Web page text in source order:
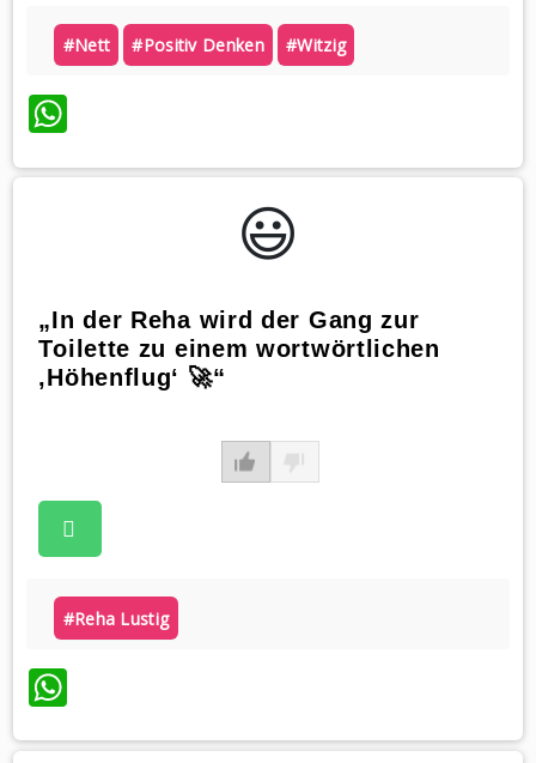
#nett #positiv Denken #witzig
WhatsApp
😃️
„In der Reha wird der Gang zur
Toilette zu einem wortwörtlichen
‚Höhenflug‘ 🚀“
#reha Lustig
WhatsApp